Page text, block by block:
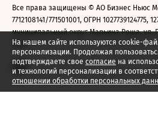
На нашем сайте используются cookie-
персонализации. Продолжая
подтверждаете свое согласие на
и технологий персонализации в
отношении обработки персональных
Все права защищены © АО Бизнес Ньюс
7712108141/771501001, ОГРН 1027739124775,
муниципальный округ Марьина Роща, ул.
2026